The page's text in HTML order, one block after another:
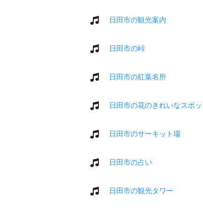
日田市の観光案内
日田市の峠
日田市の紅葉名所
日田市の花のきれいなスポ
日田市のサーキット場
日田市の占い
日田市の観光タワー